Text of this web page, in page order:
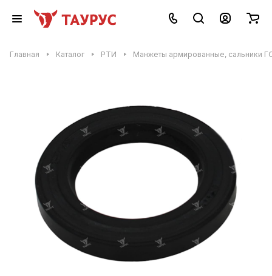
Главная Каталог РТИ Манжеты армированные, сальники